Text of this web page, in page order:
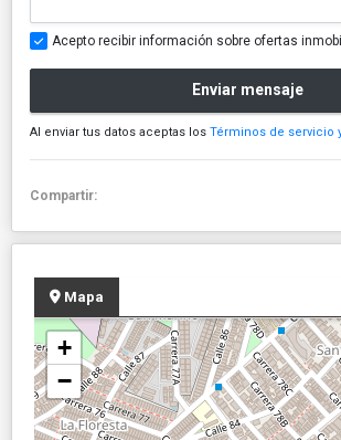
Acepto recibir información sobre ofertas
Enviar mensaje
Al enviar tus datos aceptas los Términos de servicio
Compartir:
Mapa
+
−